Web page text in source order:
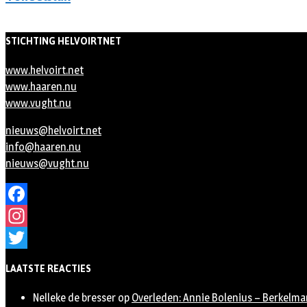
STICHTING HELVOIRTNET
www.helvoirt.net
www.haaren.nu
www.vught.nu
nieuws@helvoirt.net
info@haaren.nu
nieuws@vught.nu
Facebook
Instagram
LAATSTE REACTIES
Nelleke de bresser op Overleden: Annie Bolenius –